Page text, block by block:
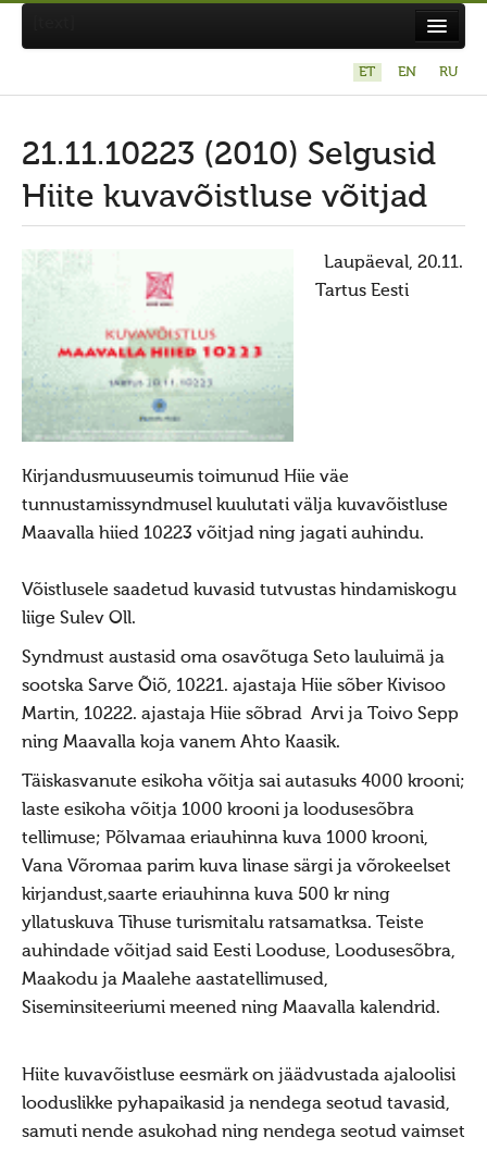
Koda
Taarausuliste ja Maausuliste Maavalla Koda
Eetikakoodeks
Aastaaruanded
Kuidas liituda kojaga?
Maavalla Koja juhtimine
Kohalikud kojad
Usuvabadus
Seadusandlus
Koostöö
Sõbrad ja koostööpartnerid
Maausust
Maausust
Elulaad
Ajastaeg
Kõik pyhad
Sydakuu
ET EN RU
21.11.10223 (2010) Selgusid
Hiite kuvavõistluse võitjad
Laupäeval, 20.11.
Tartus Eesti
Kirjandusmuuseumis toimunud Hiie väe
tunnustamissyndmusel kuulutati välja kuvavõistluse
Maavalla hiied 10223 võitjad ning jagati auhindu.
Võistlusele saadetud kuvasid tutvustas hindamiskogu
liige Sulev Oll.
Syndmust austasid oma osavõtuga Seto lauluimä ja
sootska Sarve Õiõ, 10221. ajastaja Hiie sõber Kivisoo
Martin, 10222. ajastaja Hiie sõbrad Arvi ja Toivo Sepp
ning Maavalla koja vanem Ahto Kaasik.
Täiskasvanute esikoha võitja sai autasuks 4000 krooni;
laste esikoha võitja 1000 krooni ja loodusesõbra
tellimuse; Põlvamaa eriauhinna kuva 1000 krooni,
Vana Võromaa parim kuva linase särgi ja võrokeelset
kirjandust,saarte eriauhinna kuva 500 kr ning
yllatuskuva Tihuse turismitalu ratsamatksa. Teiste
auhindade võitjad said Eesti Looduse, Loodusesõbra,
Maakodu ja Maalehe aastatellimused,
Siseminsiteeriumi meened ning Maavalla kalendrid.
Hiite kuvavõistluse eesmärk on jäädvustada ajaloolisi
looduslikke pyhapaikasid ja nendega seotud tavasid,
samuti nende asukohad ning nendega seotud vaimset